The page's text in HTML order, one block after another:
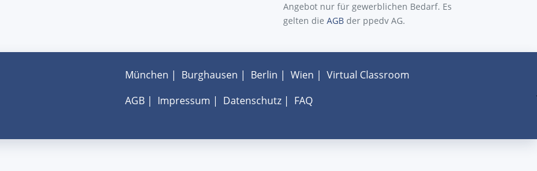
Angebot nur für gewerblichen Bedarf. Es
gelten die AGB der ppedv AG.
München | Burghausen | Berlin | Wien | Virtual Classroom
AGB| Impressum | Datenschutz| FAQ